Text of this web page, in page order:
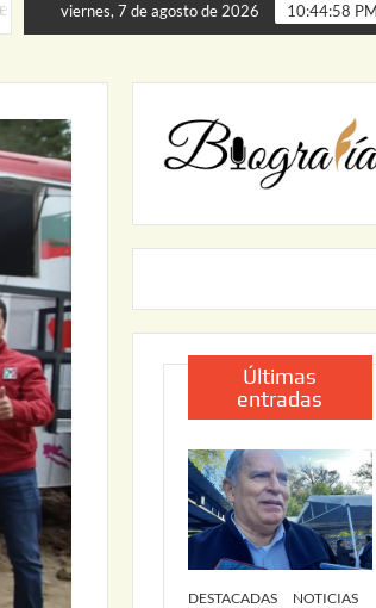
de Palmillas ARRANCA JAPAM
viernes, 7 de agosto de 2026 10:44:59 PM
Últimas
entradas
DESTACADAS NOTICIAS